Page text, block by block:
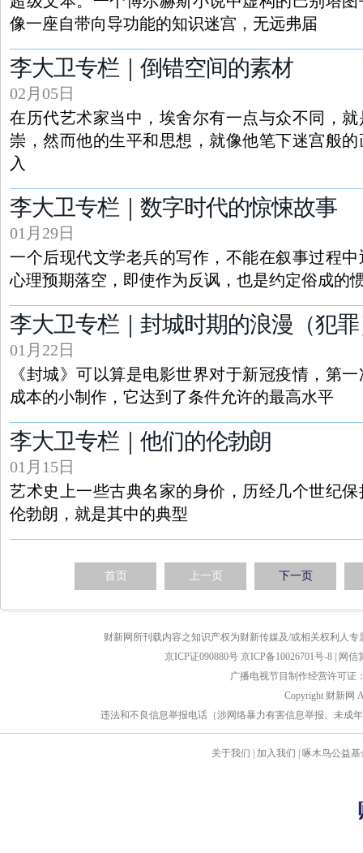
像一座自带向导功能的知识迷宫，无远弗届
李大卫专栏｜倒错空间的素材
02月05日
在历代艺术家当中，埃舍尔有一点与众不同，
崇，然而他的生平和思想，就像他笔下迷宫般
入
李大卫专栏｜数字时代的惊悚故事
01月29日
一个后现代文学老兵的写作，不能在叙事过程
心理预期落空，即使作为反讽，也是约定俗成的
李大卫专栏｜封城时期的浪漫（犯
01月22日
《封城》可以算是电影世界对于新冠疫情，第
成本的小制作，它达到了条件允许的最高水平
李大卫专栏｜他们的伦勃朗
01月15日
艺术史上一些古典名家的身价，历经几个世纪
伦勃朗，就是其中的典型
首页 上一页 下一页
财新网所刊载内容之知识产权为财新传媒及/或相关权利人
京ICP证090880号 京ICP备10026701号-8
网信
广播电视节目制作经营许可证
Copyright 财新网
违法和不良信息举报电话（涉网络暴力有害信息举报、未成
关于我们 加入我们 啄木鸟公益